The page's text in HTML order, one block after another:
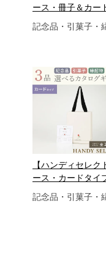
ース・冊子＆カー
記念品・引菓子・
【ハンディセレ
ース・カードタイ
記念品・引菓子・